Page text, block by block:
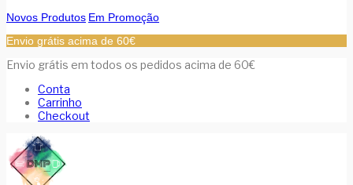
Novos Produtos Em Promoção
Envio grátis acima de 60€
Envio grátis em todos os pedidos acima de 60€
Conta
Carrinho
Checkout